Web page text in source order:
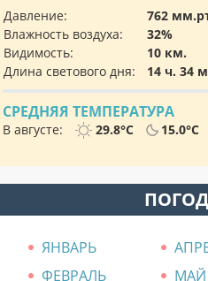
Давление:
762
Влажность воздуха:
32%
Видимость:
10 км.
Длина светового дня:
14 ч. 34
СРЕДНЯЯ ТЕМПЕРАТУРА
В августе: 29.8°C 15.0°C
ЯНВАРЬ
ФЕВРАЛЬ
МАЙ